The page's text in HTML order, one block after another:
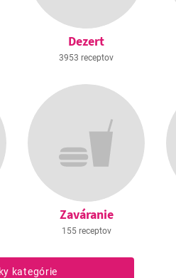
Dezert
3953 receptov
Zaváranie
155 receptov
kategórie